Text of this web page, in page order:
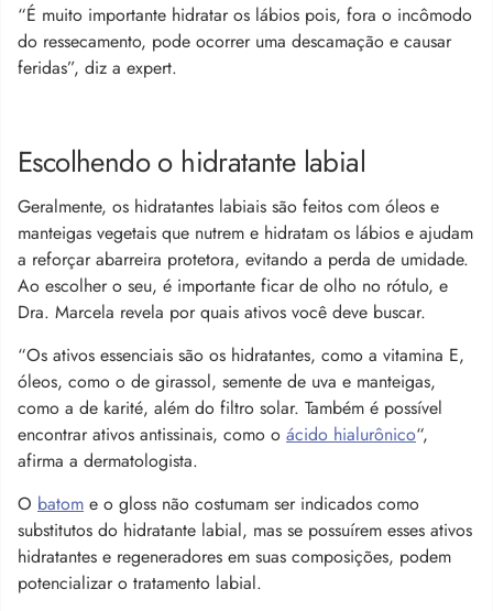
“É muito importante hidratar os lábios pois, fora o incômodo
do ressecamento, pode ocorrer uma descamação e causar
feridas”, diz a expert.
Escolhendo o hidratante labial
Geralmente, os hidratantes labiais são feitos com óleos e
manteigas vegetais que nutrem e hidratam os lábios e ajudam
a reforçar abarreira protetora, evitando a perda de umidade.
Ao escolher o seu, é importante ficar de olho no rótulo, e
Dra. Marcela revela por quais ativos você deve buscar.
“Os ativos essenciais são os hidratantes, como a vitamina E,
óleos, como o de girassol, semente de uva e manteigas,
como a de karité, além do filtro solar. Também é possível
encontrar ativos antissinais, como o ácido hialurônico“,
afirma a dermatologista.
O batom e o gloss não costumam ser indicados como
substitutos do hidratante labial, mas se possuírem esses ativos
hidratantes e regeneradores em suas composições, podem
potencializar o tratamento labial.